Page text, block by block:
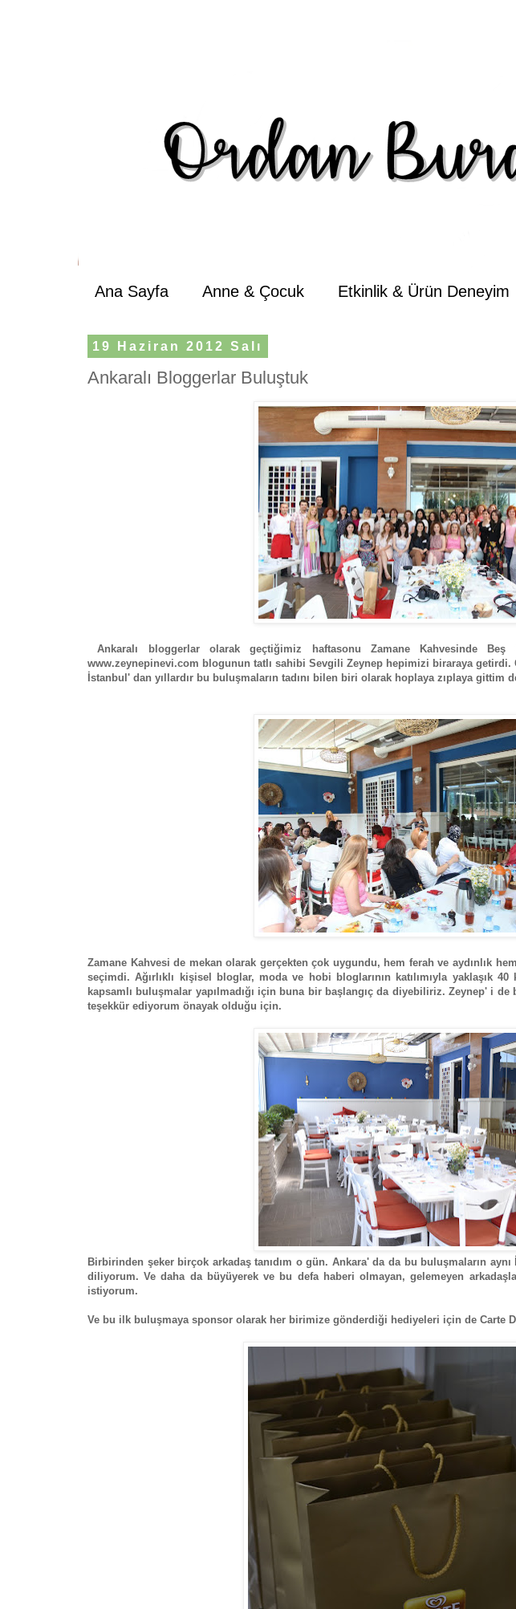
Ana Sayfa Anne & Çocuk Etkinlik & Ürün Deneyim
19 Haziran 2012 Salı
Ankaralı Bloggerlar Buluştuk
Ankaralı bloggerlar olarak geçtiğimiz haftasonu Zamane Kahvesinde Beş
www.zeynepinevi.com blogunun tatlı sahibi Sevgili Zeynep hepimizi biraraya getirdi.
İstanbul' dan yıllardır bu buluşmaların tadını bilen biri olarak hoplaya zıplaya gittim
Zamane Kahvesi de mekan olarak gerçekten çok uygundu, hem ferah ve aydınlık
seçimdi. Ağırlıklı kişisel bloglar, moda ve hobi bloglarının katılımıyla yaklaşık
kapsamlı buluşmalar yapılmadığı için buna bir başlangıç da diyebiliriz. Zeynep' i
teşekkür ediyorum önayak olduğu için.
Birbirinden şeker birçok arkadaş tanıdım o gün. Ankara' da da bu buluşmaların
diliyorum. Ve daha da büyüyerek ve bu defa haberi olmayan, gelemeyen
istiyorum.
Ve bu ilk buluşmaya sponsor olarak her birimize gönderdiği hediyeleri için de Carte